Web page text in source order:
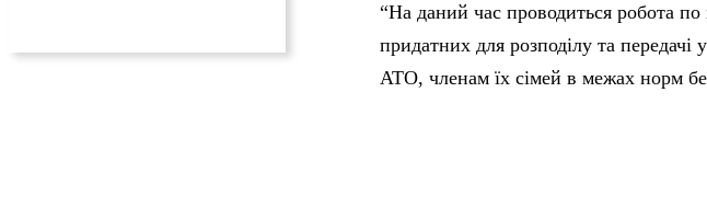
“На даний час проводиться робота
придатних для розподілу та
АТО, членам їх сімей в межах норм